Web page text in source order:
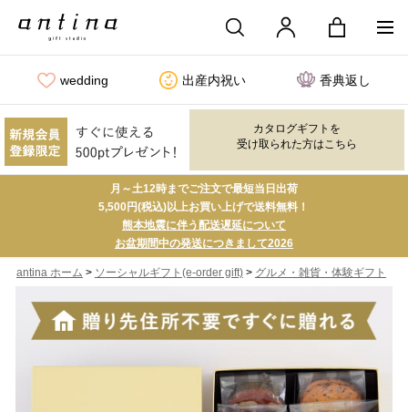
wedding 出産内祝い 香典返し
カタログギフトを
受け取られた方はこちら
月～土12時までご注文で最短当日出荷
5,500円(税込)以上お買い上げで送料無料！
熊本地震に伴う配送遅延について
お盆期間中の発送につきまして2026
antina ホーム > ソーシャルギフト(e-order gift)> グルメ・雑貨・体験ギフト